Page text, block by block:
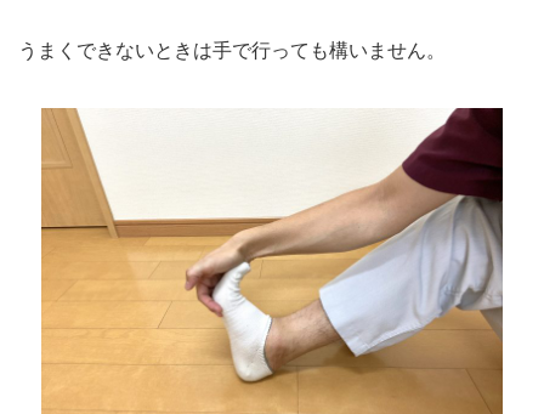
うまくできないときは手で行っても構いません。